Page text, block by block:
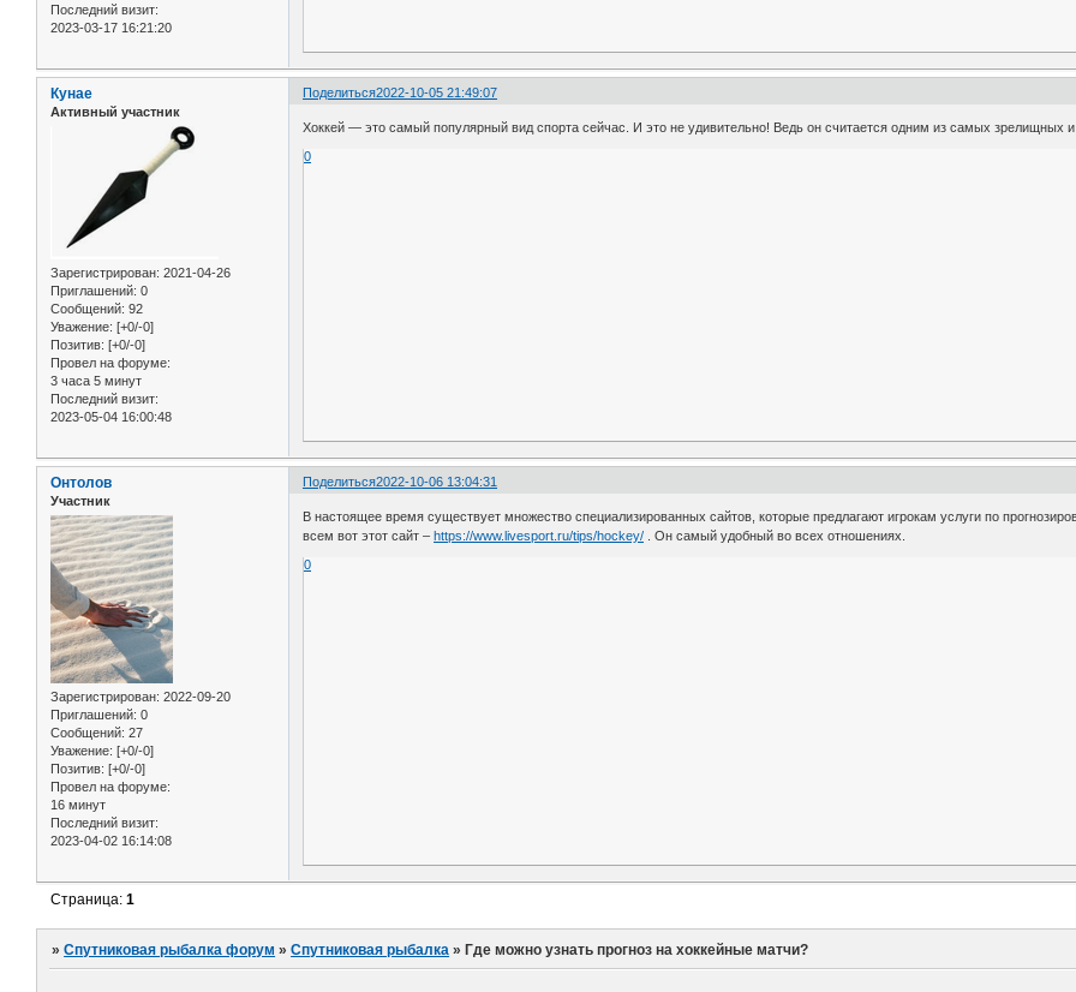
Последний визит:
2023-03-17 16:21:20
Поделиться2022-10-05 21:49:07
Кунае
Активный участник
Зарегистрирован: 2021-04-26
Приглашений: 0
Сообщений: 92
Уважение: [+0/-0]
Позитив: [+0/-0]
Провел на форуме:
3 часа 5 минут
Последний визит:
2023-05-04 16:00:48
Хоккей — это самый популярный вид спорта сейчас. И это не удивительно! Ведь он считается одним из самых зрелищных и
0
Поделиться2022-10-06 13:04:31
Онтолов
Участник
Зарегистрирован: 2022-09-20
Приглашений: 0
Сообщений: 27
Уважение: [+0/-0]
Позитив: [+0/-0]
Провел на форуме:
16 минут
Последний визит:
2023-04-02 16:14:08
В настоящее время существует множество специализированных сайтов, которые предлагают игрокам услуги по
всем вот этот сайт – https://www.livesport.ru/tips/hockey/ . Он самый удобный во всех отношениях.
0
Страница:1
»Спутниковая рыбалка форум »Спутниковая рыбалка »Где можно узнать прогноз на хоккейные матчи?